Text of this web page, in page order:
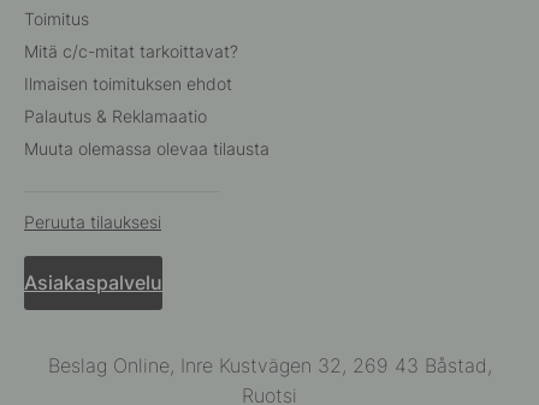
Toimitus
Mitä c/c-mitat tarkoittavat?
Ilmaisen toimituksen ehdot
Palautus & Reklamaatio
Muuta olemassa olevaa tilausta
Peruuta tilauksesi
Asiakaspalvelu
Beslag Online, Inre Kustvägen 32, 269 43 Båstad,
Ruotsi